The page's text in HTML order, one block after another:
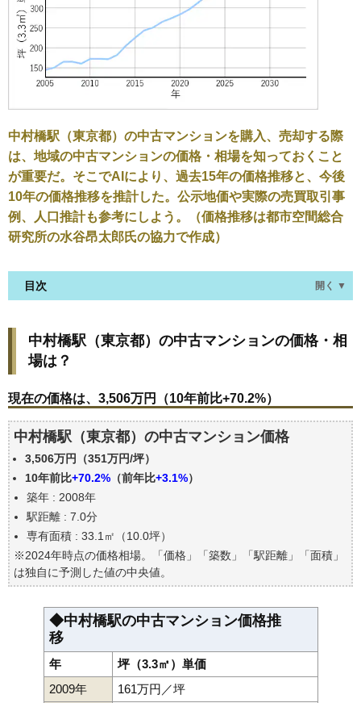
中村橋駅（東京都）の中古マンションを購入、売却する際
は、地域の中古マンションの価格・相場を知っておくこと
が重要だ。そこでAIにより、過去15年の価格推移と、今後
10年の価格推移を推計した。公示地価や実際の売買取引事
例、人口推計も参考にしよう。（価格推移は都市空間総合
研究所の水谷昂太郎氏の協力で作成）
目次 開く ▼
は？
現在の価格は、3,506万円（10年前比+70.2%）
価格を詳細に分析しよう
築年数で価格はどうなる？
中村橋駅(東京都)の中古マンションの過去の売買事例
公示地価はいくら
エリアの将来性を人口予想から検討しよう
自分の年収でいくらの不動産が買える？
中村橋駅（東京都）の中古マンションの価格・相
場は？
現在の価格は、3,506万円（10年前比+70.2%）
中村橋駅（東京都）の中古マンション価格
3,506万円（351万円/坪）
10年前比+70.2% （前年比+3.1%）
築年 : 2008年
駅距離 : 7.0分
専有面積 : 33.1㎡（10.0坪）
※2024年時点の価格相場。「価格」「築数」「駅距離」「面積」
は独自に予測した値の中央値。
◆中村橋駅の中古マンション価格推
移
年
坪（3.3㎡）単価
2009年
161万円／坪